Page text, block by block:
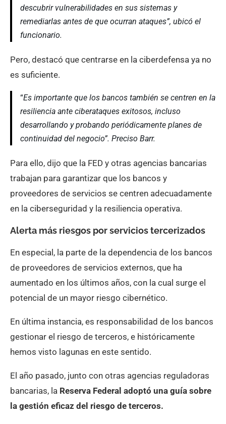
descubrir vulnerabilidades en sus sistemas y
remediarlas antes de que ocurran ataques”, ubicó el
funcionario.
Pero, destacó que centrarse en la ciberdefensa ya no
es suficiente.
“Es importante que los bancos también se centren en la
resiliencia ante ciberataques exitosos, incluso
desarrollando y probando periódicamente planes de
continuidad del negocio”. Preciso Barr.
Para ello, dijo que la FED y otras agencias bancarias
trabajan para garantizar que los bancos y
proveedores de servicios se centren adecuadamente
en la ciberseguridad y la resiliencia operativa.
Alerta más riesgos por servicios tercerizados
En especial, la parte de la dependencia de los bancos
de proveedores de servicios externos, que ha
aumentado en los últimos años, con la cual surge el
potencial de un mayor riesgo cibernético.
En última instancia, es responsabilidad de los bancos
gestionar el riesgo de terceros, e históricamente
hemos visto lagunas en este sentido.
El año pasado, junto con otras agencias reguladoras
bancarias, la Reserva Federal adoptó una guía sobre
la gestión eficaz del riesgo de terceros.